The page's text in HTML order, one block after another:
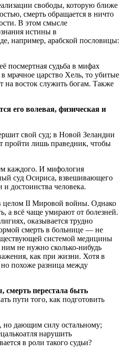
свободы, которую ближе
смерть обращается в ничто
В этом смысле
истины в
например, арабской пословицы:
посмертная судьба в мифах
мрачное царство Хель, то убитые
восток служить богам. Также
его волевая, физическая и
свой суд; в Новой Зеландии
пройти лишь праведник, чтобы
каждого. И мифология
суд Осириса, взвешивающего
достоинства человека.
в целом II Мировой войны. Однако
а всё чаще умирают от болезней.
оказывается трудно
смерть в больнице — не
системой медицины
ним не нужно сколько-нибудь
как при жизни. Хотя в
похоже разница между
смерть перестала быть
пути того, как подготовить
но дающим силу остальному;
нарушить
в роли такого судьи?